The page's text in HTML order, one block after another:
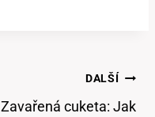
DALŠÍ
Zavařená cuketa: Jak